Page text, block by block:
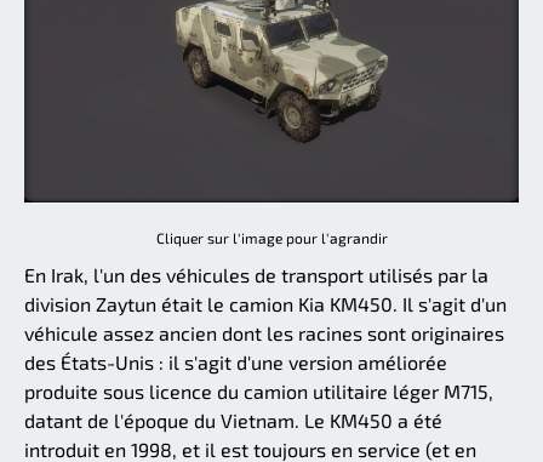
Cliquer sur l'image pour l'agrandir
En Irak, l'un des véhicules de transport utilisés par la
division Zaytun était le camion Kia KM450. Il s'agit d'un
véhicule assez ancien dont les racines sont originaires
des États-Unis : il s'agit d'une version améliorée
produite sous licence du camion utilitaire léger M715,
datant de l'époque du Vietnam. Le KM450 a été
introduit en 1998, et il est toujours en service (et en